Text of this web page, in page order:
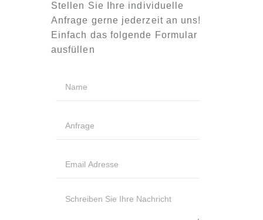
Stellen Sie Ihre individuelle
Anfrage gerne jederzeit an uns!
Einfach das folgende Formular
ausfüllen